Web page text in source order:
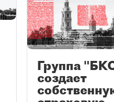
Группа
создает